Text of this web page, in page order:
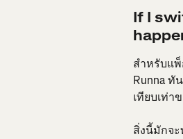
If I
สำหรับแพ็
Runna
เทียบเท่
สิ่งนี้มักจ